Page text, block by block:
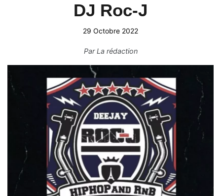
DJ Roc-J
29 Octobre 2022
ParLa rédaction